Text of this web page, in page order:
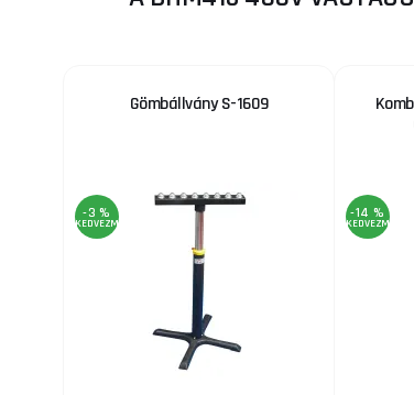
Gömbállvány S-1609
-3 %
KEDVEZMÉNY
-14 %
KEDVEZMÉNY